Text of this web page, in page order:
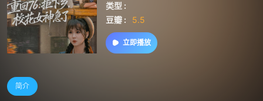
类型 :
豆瓣 :
5.5
立即播放
简介